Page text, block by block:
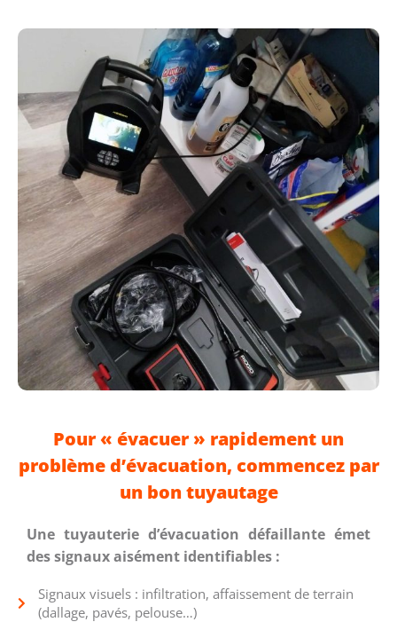
Pour « évacuer » rapidement un
problème d’évacuation, commencez par
un bon tuyautage
Une tuyauterie d’évacuation défaillante émet
des signaux aisément identifiables :
Signaux visuels : infiltration, affaissement de terrain
(dallage, pavés, pelouse…)